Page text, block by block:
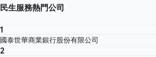
民生服務熱門公司
1
國泰世華商業銀行股份有限公司
2